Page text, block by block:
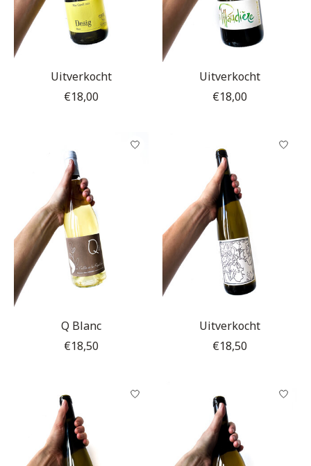
Uitverkocht
€18,00
Uitverkocht
€18,00
Q Blanc
€18,50
Uitverkocht
€18,50